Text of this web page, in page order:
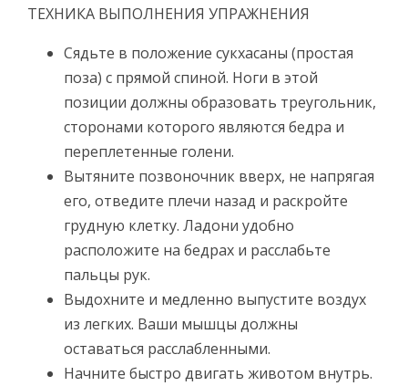
ТЕХНИКА ВЫПОЛНЕНИЯ УПРАЖНЕНИЯ
Сядьте в положение сукхасаны (простая
поза) с прямой спиной. Ноги в этой
позиции должны образовать треугольник,
сторонами которого являются бедра и
переплетенные голени.
Вытяните позвоночник вверх, не напрягая
его, отведите плечи назад и раскройте
грудную клетку. Ладони удобно
расположите на бедрах и расслабьте
пальцы рук.
Выдохните и медленно выпустите воздух
из легких. Ваши мышцы должны
оставаться расслабленными.
Начните быстро двигать животом внутрь.